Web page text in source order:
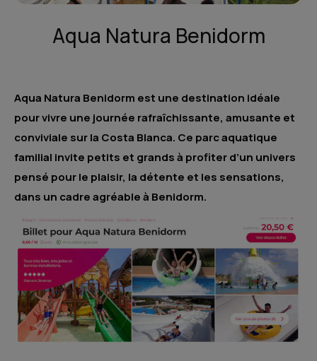
Aqua Natura Benidorm
Aqua Natura Benidorm est une destination idéale
pour vivre une journée rafraîchissante, amusante et
conviviale sur la Costa Blanca. Ce parc aquatique
familial invite petits et grands à profiter d’un univers
pensé pour le plaisir, la détente et les sensations,
dans un cadre agréable à Benidorm.